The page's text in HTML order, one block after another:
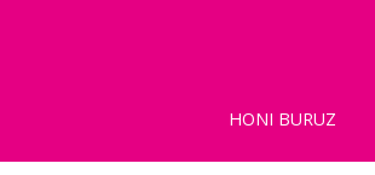
HONI BURUZ